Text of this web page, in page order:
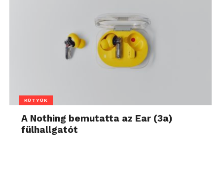
KÜTYÜK
A Nothing bemutatta az Ear (3a)
fülhallgatót